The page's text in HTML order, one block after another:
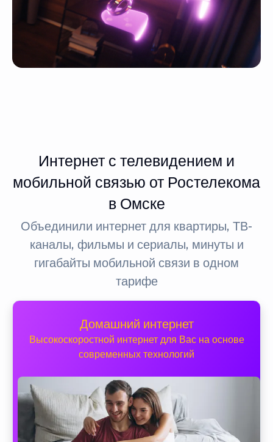
Интернет с телевидением и
мобильной связью от Ростелекома
в Омске
Объединили интернет для квартиры, ТВ-
каналы, фильмы и сериалы, минуты и
гигабайты мобильной связи в одном
тарифе
Домашний интернет
Высокоскоростной интернет для Вас на основе
современных технологий